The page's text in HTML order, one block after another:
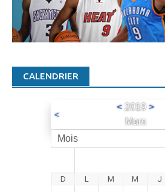
CALENDRIER
<
< 2019 >
Mars
Mois
D L M M J